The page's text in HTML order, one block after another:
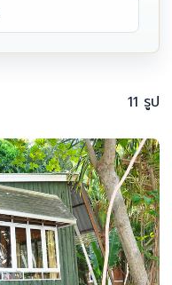
11 รูป